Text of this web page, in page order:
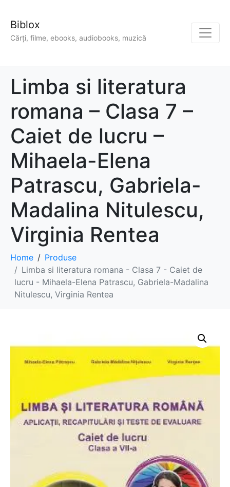
Biblox
Cărți, filme, ebooks, audiobooks, muzică
Limba si literatura
romana – Clasa 7 –
Caiet de lucru –
Mihaela-Elena
Patrascu, Gabriela-
Madalina Nitulescu,
Virginia Rentea
Home
Produse
Limba si literatura romana - Clasa 7 - Caiet de
lucru - Mihaela-Elena Patrascu, Gabriela-Madalina
Nitulescu, Virginia Rentea